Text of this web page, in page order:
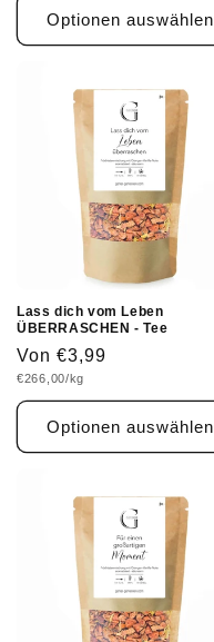
Optionen auswählen
Lass dich vom Leben
ÜBERRASCHEN - Tee
Normaler
Preis
Von €3,99
Grundpreis
€266,00/kg
Optionen auswählen